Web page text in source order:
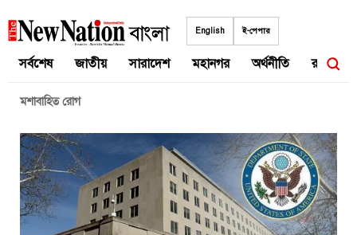
to
English ই-পেপার
সর্বশেষ জাতীয় সারাদেশ মহানগর অর্থনীতি রাজনীতি
মশাবাহিত রোগ